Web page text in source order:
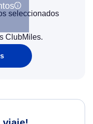
seleccionados
ClubMiles.